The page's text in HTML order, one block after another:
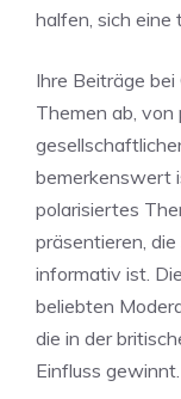
halfen, sich eine
Ihre Beiträge
Themen ab, von
bemerkenswert
polarisiertes
präsentieren,
informativ ist.
beliebten
die in der
Einfluss gewinnt.